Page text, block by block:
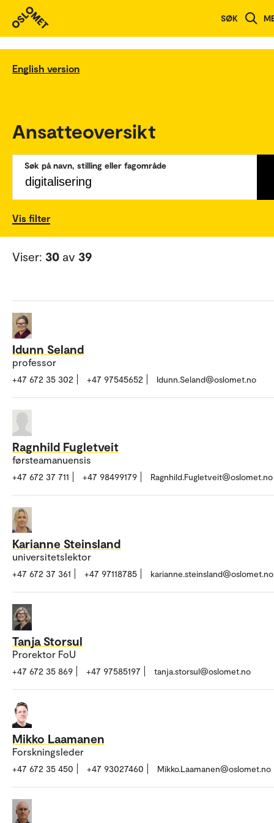
SØK
English version
Ansatteoversikt
Søk på navn, stilling eller fagområde
Vis filter
Viser: 30 av 39
Idunn Seland
professor
+47 672 35 302 +47 97545652 Idunn.Seland@oslomet.no
Ragnhild Fugletveit
førsteamanuensis
+47 672 37 711 +47 98499179 Ragnhild.Fugletveit@oslomet.no
Karianne Steinsland
universitetslektor
+47 672 37 361 +47 97118785 karianne.steinsland@oslomet.no
Tanja Storsul
Prorektor FoU
+47 672 35 869 +47 97585197 tanja.storsul@oslomet.no
Mikko Laamanen
Forskningsleder
+47 672 35 450 +47 93027460 Mikko.Laamanen@oslomet.no